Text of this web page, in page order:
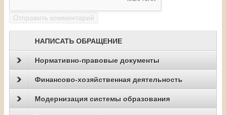
НАПИСАТЬ ОБРАЩЕНИЕ
Нормативно-правовые документы
Финансово-хозяйственная деятельность
Модернизация системы образования